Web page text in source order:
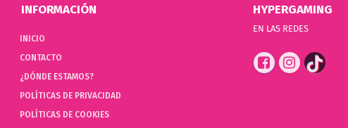
INFORMACIÓN
INICIO
CONTACTO
¿DÓNDE ESTAMOS?
POLÍTICAS DE PRIVACIDAD
POLÍTICAS DE COOKIES
HYPERGAMING
EN LAS REDES